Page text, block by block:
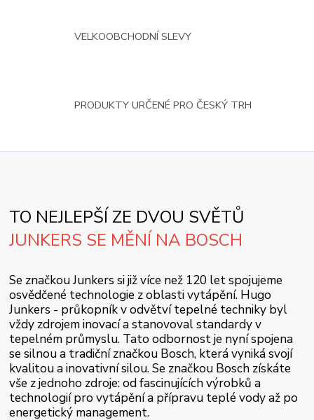
VELKOOBCHODNÍ SLEVY
PRODUKTY URČENÉ PRO ČESKÝ TRH
TO NEJLEPŠÍ ZE DVOU SVĚTŮ
JUNKERS SE MĚNÍ NA BOSCH
Se značkou Junkers si již více než 120 let spojujeme
osvědčené technologie z oblasti vytápění. Hugo
Junkers - průkopník v odvětví tepelné techniky byl
vždy zdrojem inovací a stanovoval standardy v
tepelném průmyslu. Tato odbornost je nyní spojena
se silnou a tradiční značkou Bosch, která vyniká svojí
kvalitou a inovativní silou. Se značkou Bosch získáte
vše z jednoho zdroje: od fascinujících výrobků a
technologií pro vytápění a přípravu teplé vody až po
energetický management.